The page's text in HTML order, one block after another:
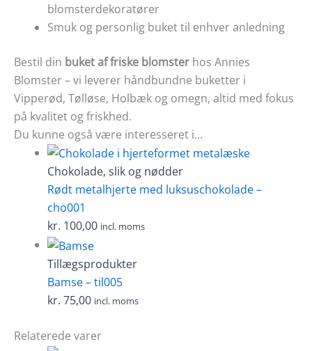
blomsterdekoratører
Smuk og personlig buket til enhver anledning
Bestil din buket af friske blomster hos Annies
Blomster – vi leverer håndbundne buketter i
Vipperød, Tølløse, Holbæk og omegn, altid med fokus
på kvalitet og friskhed.
Du kunne også være interesseret i…
Chokolade, slik og nødder
Rødt metalhjerte med luksuschokolade –
cho001
kr. 100,00 incl. moms
Tillægsprodukter
Bamse – til005
kr. 75,00 incl. moms
Relaterede varer